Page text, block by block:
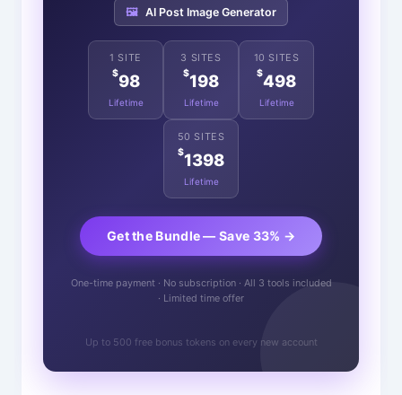
🖼️ AI Post Image Generator
1 SITE
$98
Lifetime
3 SITES
$198
Lifetime
10 SITES
$498
Lifetime
50 SITES
$1398
Lifetime
Get the Bundle — Save 33% →
One-time payment · No subscription · All 3 tools included
· Limited time offer
Up to 500 free bonus tokens on every new account